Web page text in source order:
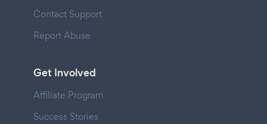
Contact Support
Report Abuse
Get Involved
Affiliate Program
Success Stories